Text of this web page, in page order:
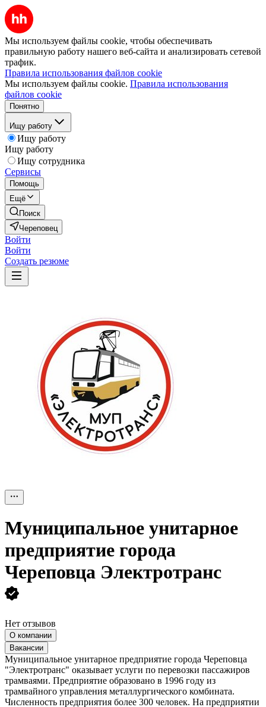
Мы используем файлы cookie, чтобы обеспечивать
правильную работу нашего веб-сайта и анализировать сетевой
трафик.
Правила использования файлов cookie
Мы используем файлы cookie. Правила использования
файлов cookie
Понятно
Ищу работу
Ищу работу
Ищу работу
Ищу сотрудника
Сервисы
Помощь
Ещё
Поиск
Череповец
Войти
Войти
Создать резюме
Муниципальное унитарное
предприятие города
Череповца Электротранс
Нет отзывов
О компании
Вакансии
Муниципальное унитарное предприятие города Череповца
"Электротранс" оказывает услуги по перевозки пассажиров
трамваями. Предприятие образовано в 1996 году из
трамвайного управления металлургического комбината.
Численность предприятия более 300 человек. На предприятии